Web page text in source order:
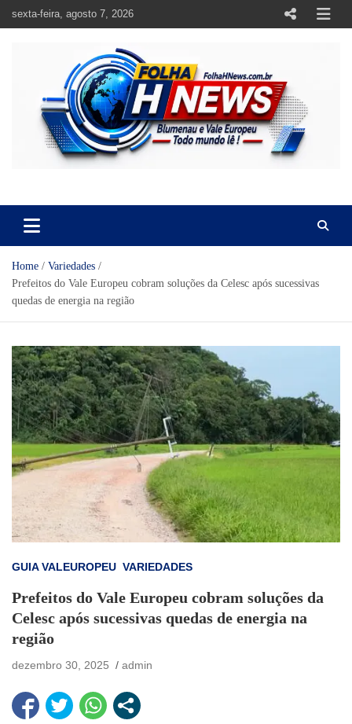
sexta-feira, agosto 7, 2026
Home
Variedades
Prefeitos do Vale Europeu cobram soluções da Celesc após sucessivas
quedas de energia na região
GUIA VALEUROPEU VARIEDADES
Prefeitos do Vale Europeu cobram soluções da
Celesc após sucessivas quedas de energia na
região
dezembro 30, 2025 admin